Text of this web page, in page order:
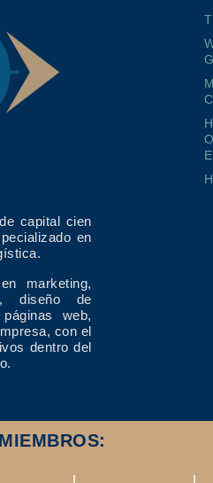
capital cien
en
marketing,
diseño de
web,
con el
dentro del